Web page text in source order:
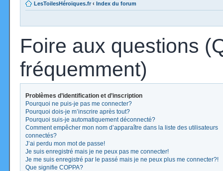
LesToilesHéroïques.fr ‹ Index du forum
Foire aux questions
fréquemment)
Problèmes d’identification et d’inscription
Pourquoi ne puis-je pas me connecter?
Pourquoi dois-je m’inscrire après tout?
Pourquoi suis-je automatiquement déconnecté?
Comment empêcher mon nom d’apparaître dans la liste des utilisateurs
connectés?
J’ai perdu mon mot de passe!
Je suis enregistré mais je ne peux pas me connecter!
Je me suis enregistré par le passé mais je ne peux plus me connecter?!
Que signifie COPPA?